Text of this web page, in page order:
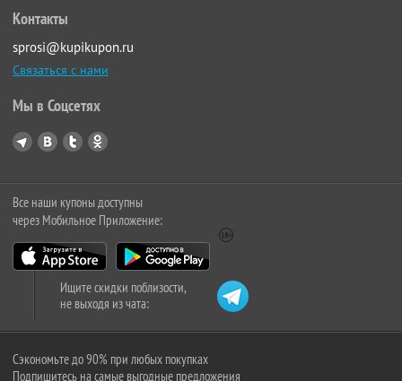
Контакты
sprosi@kupikupon.ru
Связаться с нами
Мы в Соцсетях
Все наши купоны доступны
через Мобильное Приложение:
Ищите скидки поблизости,
не выходя из чата:
Сэкономьте до 90% при любых покупках
Подпишитесь на самые выгодные предложения